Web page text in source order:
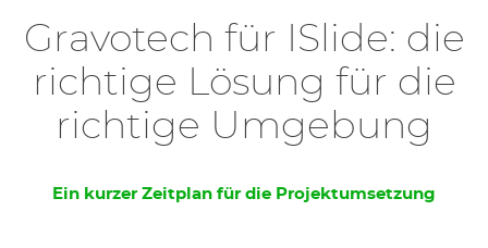
Gravotech für ISlide: die
richtige Lösung für die
richtige Umgebung
Ein kurzer Zeitplan für die Projektumsetzung